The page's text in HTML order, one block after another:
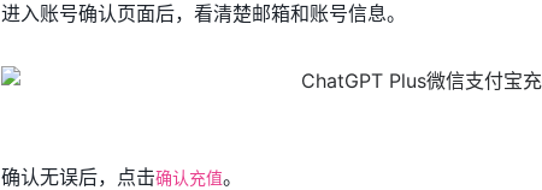
进入账号确认页面后，看清楚邮箱和账号信息。
确认无误后，点击确认充值。